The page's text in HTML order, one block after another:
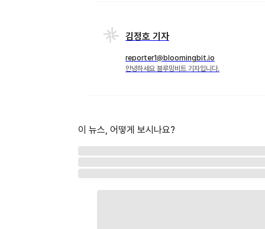
김정호 기자
reporter1@bloomingbit.io
안녕하세요 블루밍비트 기자입니다.
이 뉴스, 어떻게 보시나요?